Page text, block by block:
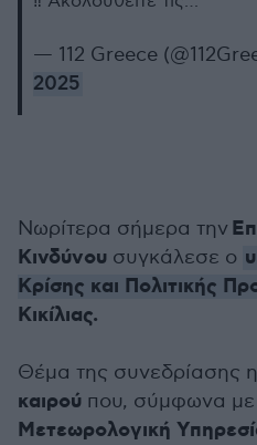
— 112 Greece
2025
Νωρίτερα σήμερα την
Κινδύνου συγκάλεσε ο
Κρίσης και Πολιτικής
Κικίλιας.
Θέμα της συνεδρίασης η
καιρού που, σύμφωνα με
Μετεωρολογική